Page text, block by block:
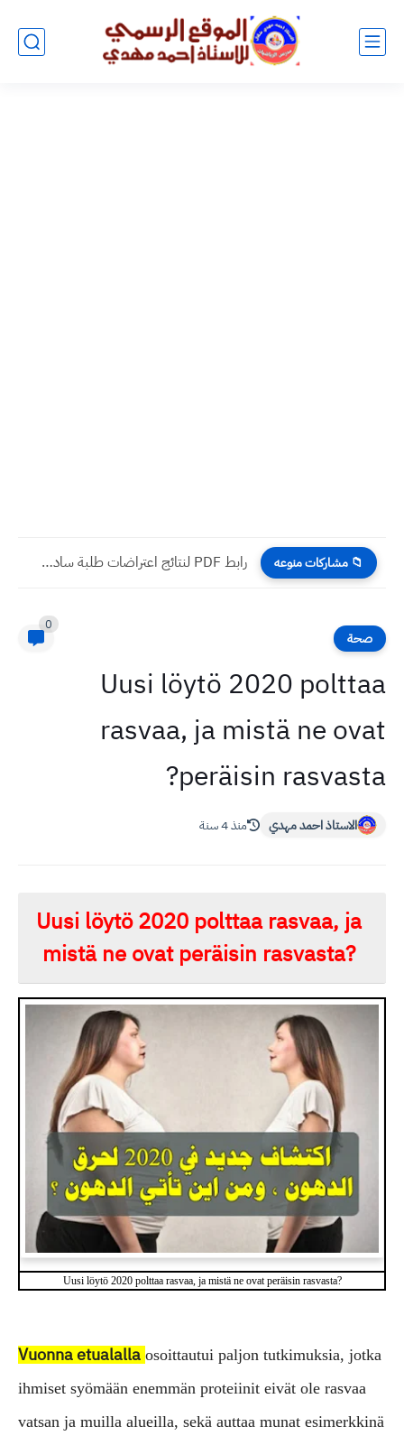
📁 مشاركات منوعه رابط PDF لنتائج اعتراضات طلبة سادس ابتدائي دور اول كل...
صحة
0
Uusi löytö 2020 polttaa
rasvaa, ja mistä ne ovat
peräisin rasvasta?
الاستاذ احمد مهدي منذ 4 سنة
Uusi löytö 2020 polttaa rasvaa, ja
mistä ne ovat peräisin rasvasta?
Uusi löytö 2020 polttaa rasvaa, ja mistä ne ovat peräisin rasvasta?
Vuonna etualalla osoittautui paljon tutkimuksia, jotka
ihmiset syömään enemmän proteiinit eivät ole rasvaa
vatsan ja muilla alueilla, sekä auttaa munat esimerkkinä